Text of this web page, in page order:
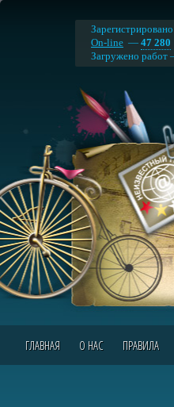
On-line — 47 280
Загружено работ
ГЛАВНАЯ О НАС ПРАВИЛА